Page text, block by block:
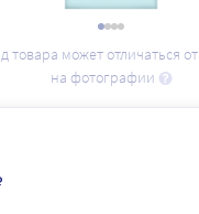
товара может отличаться
на фотографии